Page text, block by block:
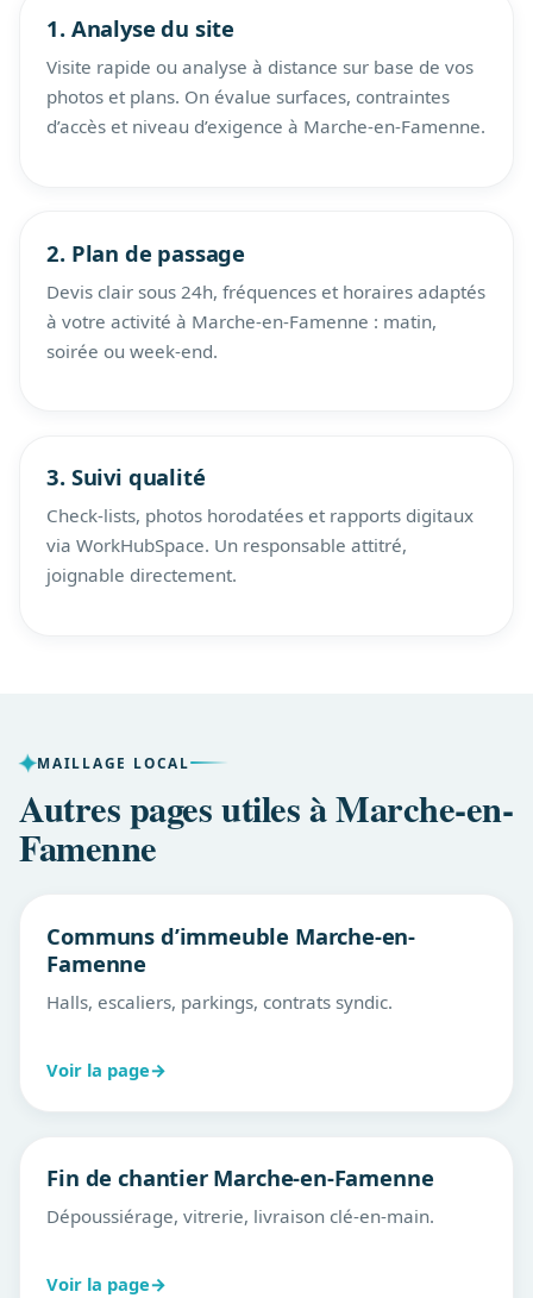
1. Analyse du site
Visite rapide ou analyse à distance sur base de vos
photos et plans. On évalue surfaces, contraintes
d’accès et niveau d’exigence à Marche-en-Famenne.
2. Plan de passage
Devis clair sous 24h, fréquences et horaires adaptés
à votre activité à Marche-en-Famenne : matin,
soirée ou week-end.
3. Suivi qualité
Check-lists, photos horodatées et rapports digitaux
via WorkHubSpace. Un responsable attitré,
joignable directement.
MAILLAGE LOCAL
Autres pages utiles à Marche-en-
Famenne
Communs d’immeuble Marche-en-
Famenne
Halls, escaliers, parkings, contrats syndic.
Voir la page→
Fin de chantier Marche-en-Famenne
Dépoussiérage, vitrerie, livraison clé-en-main.
Voir la page→